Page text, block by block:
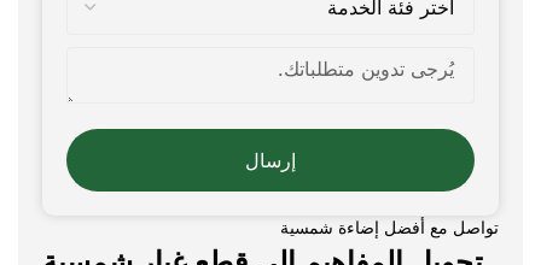
تواصل مع أفضل إضاءة شمسية
إرسال